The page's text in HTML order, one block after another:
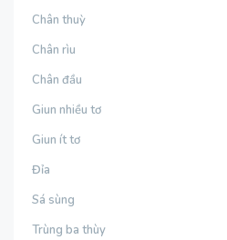
Chân thuỳ
Chân rìu
Chân đầu
Giun nhiều tơ
Giun ít tơ
Đỉa
Sá sùng
Trùng ba thùy